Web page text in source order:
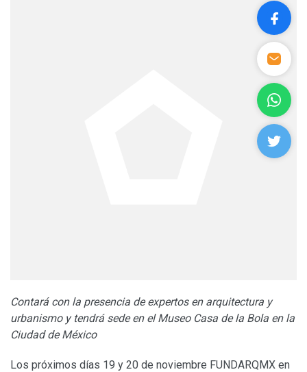
Contará con la presencia de expertos en arquitectura y
urbanismo y tendrá sede en el Museo Casa de la Bola en la
Ciudad de México
Los próximos días 19 y 20 de noviembre FUNDARQMX en